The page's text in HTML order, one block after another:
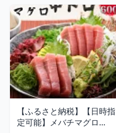
【ふるさと納税】【日時指
定可能】メバチマグロ